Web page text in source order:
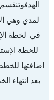
المدي وهي
في الخطة
للخطة
اضافتها
بعد انتهاء